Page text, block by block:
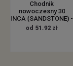
Chodnik
nowoczesny 30
INCA (SANDSTONE) -
od 51.92 zł